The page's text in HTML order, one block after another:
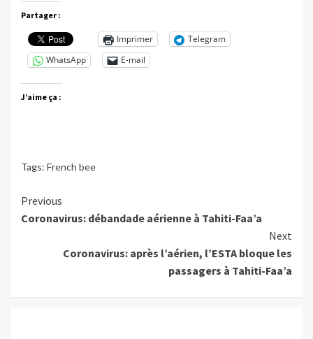
Partager :
Imprimer
Telegram
WhatsApp
E-mail
J’aime ça :
Tags: French bee
Continue
Reading
Previous
Coronavirus: débandade aérienne à Tahiti-Faa’a
Next
Coronavirus: après l’aérien, l’ESTA bloque les
passagers à Tahiti-Faa’a